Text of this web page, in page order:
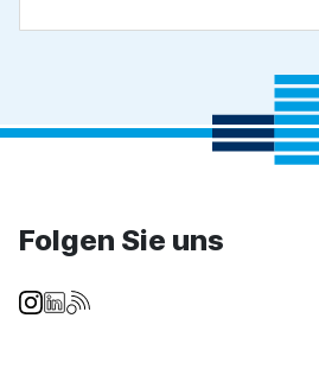
Folgen Sie uns